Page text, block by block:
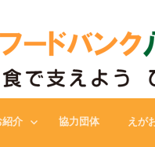
紹介 協力団体 えが